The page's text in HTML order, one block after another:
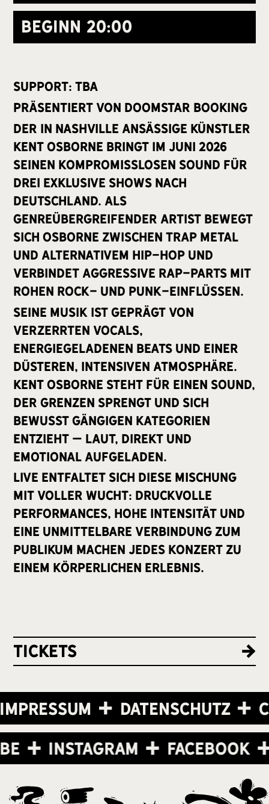
Beginn 20:00
Support: TBA
präsentiert von Doomstar Booking
Der in Nashville ansässige Künstler
Kent Osborne bringt im Juni 2026
seinen kompromisslosen Sound für
drei exklusive Shows nach
Deutschland. Als
genreübergreifender Artist bewegt
sich Osborne zwischen Trap Metal
und alternativem Hip-Hop und
verbindet aggressive Rap-Parts mit
rohen Rock- und Punk-Einflüssen.
Seine Musik ist geprägt von
verzerrten Vocals,
energiegeladenen Beats und einer
düsteren, intensiven Atmosphäre.
Kent Osborne steht für einen Sound,
der Grenzen sprengt und sich
bewusst gängigen Kategorien
entzieht – laut, direkt und
emotional aufgeladen.
Live entfaltet sich diese Mischung
mit voller Wucht: druckvolle
Performances, hohe Intensität und
eine unmittelbare Verbindung zum
Publikum machen jedes Konzert zu
einem körperlichen Erlebnis.
Tickets
Datenschutz
Instagram Facebook